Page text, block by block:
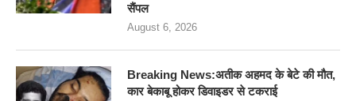
सैंपल
August 6, 2026
Breaking News:अतीक अहमद के बेटे की मौत,
कार बेकाबू होकर डिवाइडर से टकराई